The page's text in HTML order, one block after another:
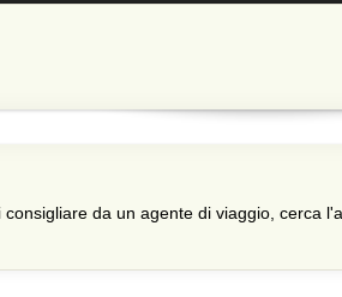
da un agente di viaggio, cerca